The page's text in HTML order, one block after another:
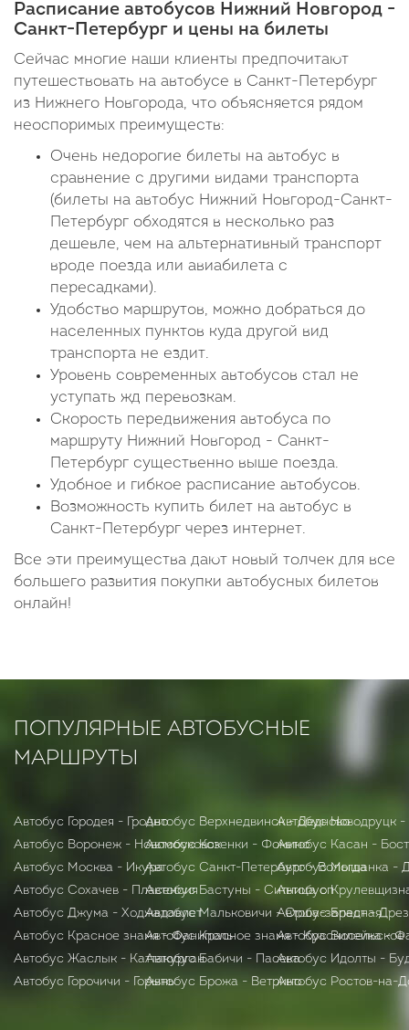
Расписание автобусов Нижний Новгород -
Санкт-Петербург и цены на билеты
Сейчас многие наши клиенты предпочитают
путешествовать на автобусе в Санкт-Петербург
из Нижнего Новгорода, что объясняется рядом
неоспоримых преимуществ:
Очень недорогие билеты на автобус в
сравнение с другими видами транспорта
(билеты на автобус Нижний Новгород-Санкт-
Петербург обходятся в несколько раз
дешевле, чем на альтернативный транспорт
вроде поезда или авиабилета с
пересадками).
Удобство маршрутов, можно добраться до
населенных пунктов куда другой вид
транспорта не ездит.
Уровень современных автобусов стал не
уступать жд перевозкам.
Скорость передвижения автобуса по
маршруту Нижний Новгород - Санкт-
Петербург существенно выше поезда.
Удобное и гибкое расписание автобусов.
Возможность купить билет на автобус в
Санкт-Петербург через интернет.
Все эти преимущества дают новый толчек для все
большего развития покупки автобусных билетов
онлайн!
ПОПУЛЯРНЫЕ АВТОБУСНЫЕ
МАРШРУТЫ
Автобус Городея - Гродно
Автобус Воронеж - Новомосковск
Автобус Москва - Икура
Автобус Сохачев - Пласенсия
Автобус Джума - Ходжадавлет
Автобус Красное знамя - Фаниполь
Автобус Жаслык - Каттакурган
Автобус Горочичи - Горынь
Автобус Верхнедвинск - Дедново
Автобус Козенки - Фомино
Автобус Санкт-Петербург - Вологда
Автобус Бастуны - Ситница оп
Автобус Мальковичи - Орша-западная
Автобус Красное знамя - Красносельское
Автобус Бабичи - Пасека
Автобус Брожа - Ветрино
Автобус Новодруцк
Автобус Касан -
Автобус Мышанка -
Автобус
Автобус Брест -
Автобус Вилейка -
Автобус Идолты -
Автобус Ростов-на-